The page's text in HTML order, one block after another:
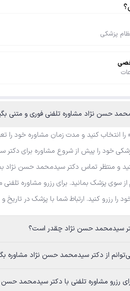
پزشکی
تلفنی فوری و متنی بگیرم؟
را انتخاب کنید و مدت زمان مشاوره خود
خود را پیش از شروع مشاوره برای دکتر
و منتظر تماس دکتر سیدمحمد حسن نژاد
از سوی پزشک بمانید. برای رزرو مشاوره
را رزرو کنید. ارتباط شما با پزشک در تاریخ
حسن نژاد چقدر است؟
از دکتر سیدمحمد حسن نژاد مشاوره بگیرم؟
مشاوره تلفنی با دکتر سیدمحمد حسن نژاد چه